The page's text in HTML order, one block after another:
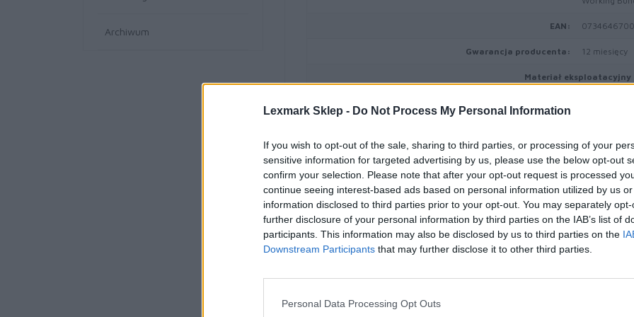
Lexmark Sklep - Do Not Process My Personal Information
If you wish to opt-out of the sale, sharing to third parties, or processing of your
sensitive information for targeted advertising by us, please use the below opt-out
confirm your selection. Please note that after your opt-out request is processed
continue seeing interest-based ads based on personal information utilized by us
information disclosed to third parties prior to your opt-out. You may separately
further disclosure of your personal information by third parties on the IAB’s list of
participants. This information may also be disclosed by us to third parties on the
Downstream Participants that may further disclose it to other third parties.
Personal Data Processing Opt Outs
Archiwum EAN:
Gwarancja producenta: 12 miesięcy
Materiał eksploatacyjny
Gwarancja producenta
Obsługa i wsparcie:
produkcji/
Informacja o
Lexmark
CS431dw,
MC3426i,